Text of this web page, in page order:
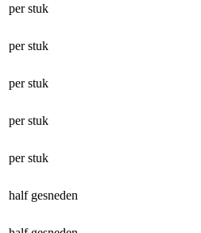
per stuk
per stuk
per stuk
per stuk
per stuk
half gesneden